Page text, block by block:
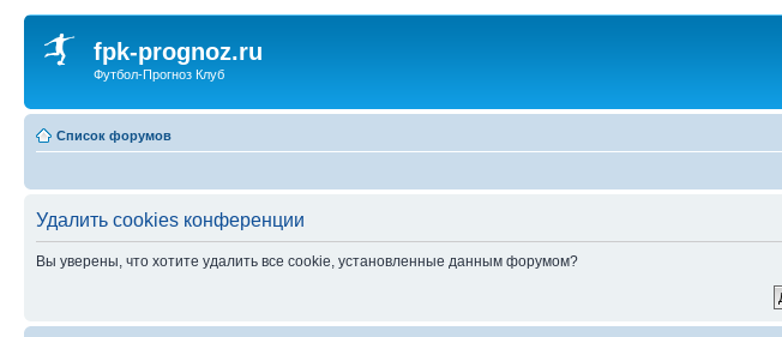
fpk-prognoz.ru
Футбол-Прогноз Клуб
Список форумов
Удалить cookies конференции
Вы уверены, что хотите удалить все cookie, установленные данным форумом?